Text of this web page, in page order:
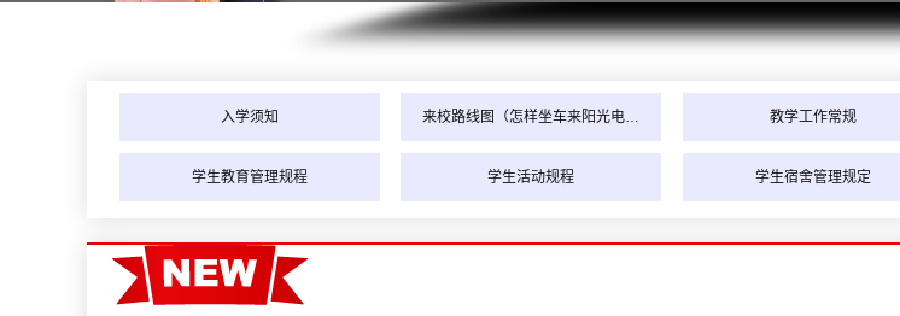
入学须知 来校路线图（怎样坐车来阳光电… 教学工作常规
学生教育管理规程 学生活动规程 学生宿舍管理规定